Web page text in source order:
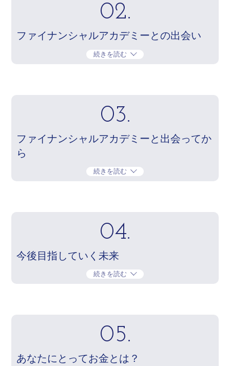
02.
ファイナンシャルアカデミーとの出会い
続きを読む
03.
ファイナンシャルアカデミーと出会ってか
ら
続きを読む
04.
今後目指していく未来
続きを読む
05.
あなたにとってお金とは？